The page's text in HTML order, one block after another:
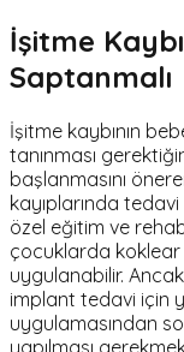
İşitme
Saptanmalı
İşitme kaybının
tanınması
başlanmasını
kayıplarında tedavi
özel eğitim ve
çocuklarda
uygulanabilir.
implant tedavi için
uygulamasından
yapılması